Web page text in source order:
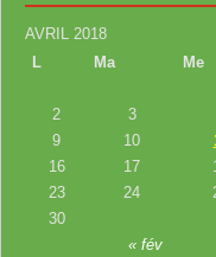
AVRIL 2018
L
Ma Me
« fév
2
3
9
10
16
17
23
24
30